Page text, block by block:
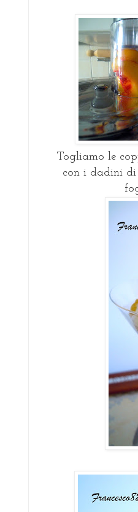
Togliamo le
con i dadini di